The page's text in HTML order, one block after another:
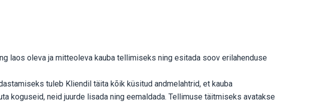
laos oleva ja mitteoleva kauba tellimiseks ning esitada soov erilahenduse
tuleb Kliendil täita kõik küsitud andmelahtrid, et kauba
koguseid, neid juurde lisada ning eemaldada. Tellimuse täitmiseks avatakse